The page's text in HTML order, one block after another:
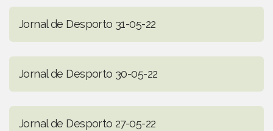
Jornal de Desporto 31-05-22
Jornal de Desporto 30-05-22
Jornal de Desporto 27-05-22